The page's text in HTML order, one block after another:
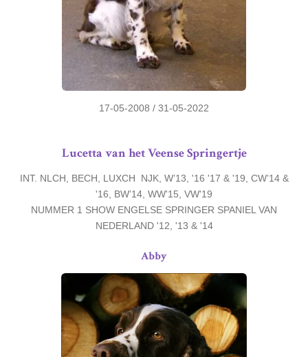
17-05-2008 / 31-05-2022
Lucetta van het Veense Springertje
INT. NLCH, BECH, LUXCH NJK, W’13, '16 '17 & '19, CW’14 &
'16, BW’14, WW'15, VW'19
NUMMER 1 SHOW ENGELSE SPRINGER SPANIEL VAN
NEDERLAND '12, '13 & '14
Abby